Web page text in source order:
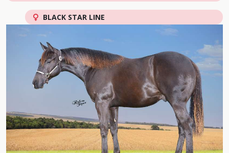
BLACK STAR LINE